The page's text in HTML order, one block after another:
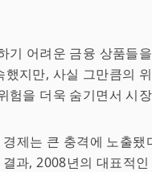
기 어려운 금융 상품들
했지만, 사실 그만큼의
험을 더욱 숨기면서 시
제는 큰 충격에 노출됐
과, 2008년의 대표적